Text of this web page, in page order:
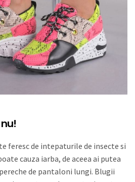
feresc de intepaturile de insecte si
cauza iarba, de aceea ai putea
de pantaloni lungi. Blugii